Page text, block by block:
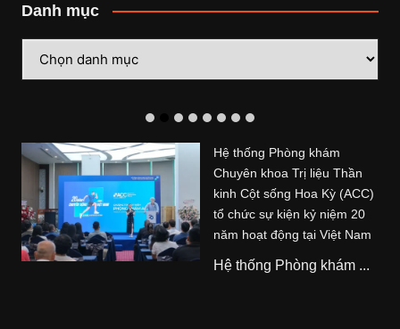
Danh mục
mục
Hệ thống Phòng khám
Chuyên khoa Trị liệu Thần
kinh Cột sống Hoa Kỳ (ACC)
tổ chức sự kiện kỷ niệm 20
năm hoạt động tại Việt Nam
Hệ thống Phòng khám ...